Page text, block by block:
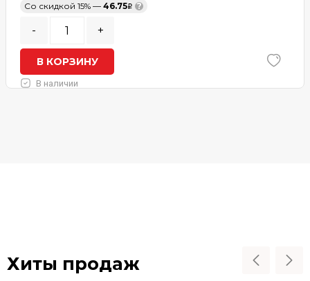
Со скидкой 15% — 46.75 ?
- +
В КОРЗИНУ
В наличии
Хиты продаж